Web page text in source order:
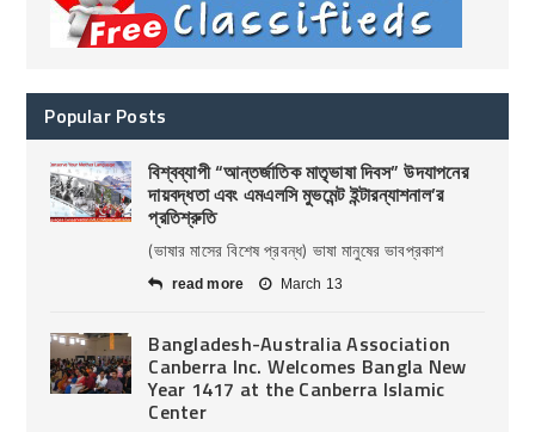
Popular Posts
বিশ্বব্যাপী “আন্তর্জাতিক মাতৃভাষা দিবস” উদযাপনের
দায়বদ্ধতা এবং এমএলসি মুভমেন্ট ইন্টারন্যাশনাল’র
প্রতিশ্রুতি
(ভাষার মাসের বিশেষ প্রবন্ধ) ভাষা মানুষের ভাবপ্রকাশ
read more March 13
Bangladesh-Australia Association
Canberra Inc. Welcomes Bangla New
Year 1417 at the Canberra Islamic
Center